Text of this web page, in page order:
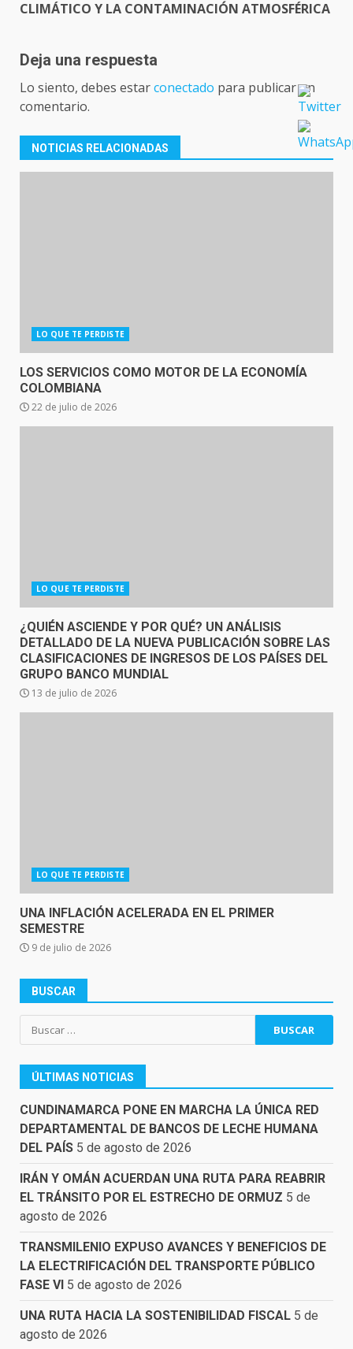
CLIMÁTICO Y LA CONTAMINACIÓN ATMOSFÉRICA
Deja una respuesta
Lo siento, debes estarconectado para publicar un
comentario.
NOTICIAS RELACIONADAS
LO QUE TE PERDISTE
LOS SERVICIOS COMO MOTOR DE LA ECONOMÍA
COLOMBIANA
22 de julio de 2026
LO QUE TE PERDISTE
¿QUIÉN ASCIENDE Y POR QUÉ? UN ANÁLISIS
DETALLADO DE LA NUEVA PUBLICACIÓN SOBRE LAS
CLASIFICACIONES DE INGRESOS DE LOS PAÍSES DEL
GRUPO BANCO MUNDIAL
13 de julio de 2026
LO QUE TE PERDISTE
UNA INFLACIÓN ACELERADA EN EL PRIMER
SEMESTRE
9 de julio de 2026
BUSCAR
Buscar:
ÚLTIMAS NOTICIAS
CUNDINAMARCA PONE EN MARCHA LA ÚNICA RED
DEPARTAMENTAL DE BANCOS DE LECHE HUMANA
DEL PAÍS 5 de agosto de 2026
IRÁN Y OMÁN ACUERDAN UNA RUTA PARA REABRIR
EL TRÁNSITO POR EL ESTRECHO DE ORMUZ 5 de
agosto de 2026
TRANSMILENIO EXPUSO AVANCES Y BENEFICIOS DE
LA ELECTRIFICACIÓN DEL TRANSPORTE PÚBLICO
FASE VI 5 de agosto de 2026
UNA RUTA HACIA LA SOSTENIBILIDAD FISCAL 5 de
agosto de 2026